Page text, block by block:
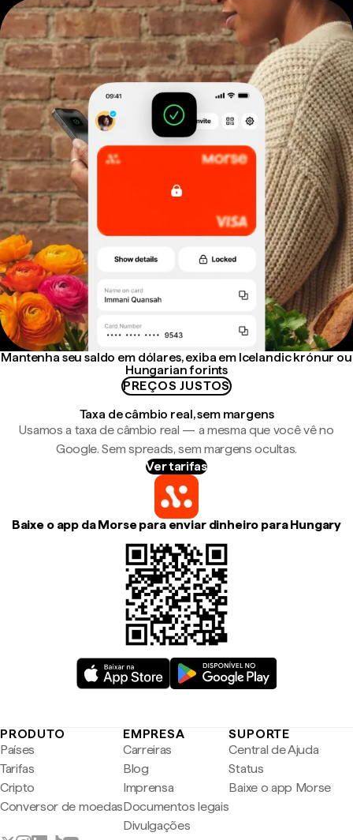
Mantenha seu saldo em dólares, exiba em Icelandic krónur ou
Hungarian forints
PREÇOS JUSTOS
Taxa de câmbio real, sem margens
Usamos a taxa de câmbio real — a mesma que você vê no
Google. Sem spreads, sem margens ocultas.
Ver tarifas
Baixe o app da Morse para enviar dinheiro para Hungary
PRODUTO
Países
Tarifas
Cripto
Conversor de moedas
EMPRESA
Carreiras
Blog
Imprensa
Documentos legais
Divulgações
SUPORTE
Central de Ajuda
Status
Baixe o app Morse